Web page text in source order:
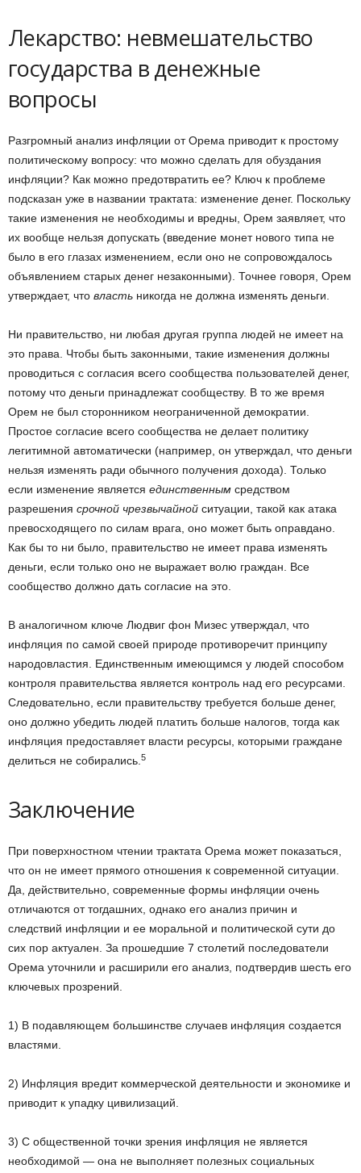
Лекарство: невмешательство
государства в денежные
вопросы
Разгромный анализ инфляции от Орема приводит к простому
политическому вопросу: что можно сделать для обуздания
инфляции? Как можно предотвратить ее? Ключ к проблеме
подсказан уже в названии трактата: изменение денег. Поскольку
такие изменения не необходимы и вредны, Орем заявляет, что
их вообще нельзя допускать (введение монет нового типа не
было в его глазах изменением, если оно не сопровождалось
объявлением старых денег незаконными). Точнее говоря, Орем
утверждает, что власть никогда не должна изменять деньги.
Ни правительство, ни любая другая группа людей не имеет на
это права. Чтобы быть законными, такие изменения должны
проводиться с согласия всего сообщества пользователей денег,
потому что деньги принадлежат сообществу. В то же время
Орем не был сторонником неограниченной демократии.
Простое согласие всего сообщества не делает политику
легитимной автоматически (например, он утверждал, что деньги
нельзя изменять ради обычного получения дохода). Только
если изменение является единственным средством
разрешения срочной чрезвычайной ситуации, такой как атака
превосходящего по силам врага, оно может быть оправдано.
Как бы то ни было, правительство не имеет права изменять
деньги, если только оно не выражает волю граждан. Все
сообщество должно дать согласие на это.
В аналогичном ключе Людвиг фон Мизес утверждал, что
инфляция по самой своей природе противоречит принципу
народовластия. Единственным имеющимся у людей способом
контроля правительства является контроль над его ресурсами.
Следовательно, если правительству требуется больше денег,
оно должно убедить людей платить больше налогов, тогда как
инфляция предоставляет власти ресурсы, которыми граждане
делиться не собирались. 5
Заключение
При поверхностном чтении трактата Орема может показаться,
что он не имеет прямого отношения к современной ситуации.
Да, действительно, современные формы инфляции очень
отличаются от тогдашних, однако его анализ причин и
следствий инфляции и ее моральной и политической сути до
сих пор актуален. За прошедшие 7 столетий последователи
Орема уточнили и расширили его анализ, подтвердив шесть его
ключевых прозрений.
1) В подавляющем большинстве случаев инфляция создается
властями.
2) Инфляция вредит коммерческой деятельности и экономике и
приводит к упадку цивилизаций.
3) С общественной точки зрения инфляция не является
необходимой — она не выполняет полезных социальных